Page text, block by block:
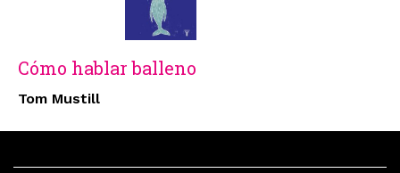
Cómo hablar balleno
Tom Mustill